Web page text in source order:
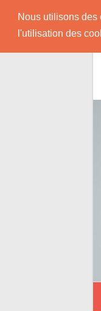
Nous utilisons des
l'utilisation des